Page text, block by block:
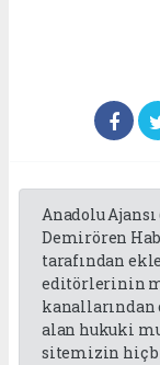
Anadolu Ajansı
Demirören
tarafından
editörlerinin
kanallarından
alan hukuki
sitemizin hiç